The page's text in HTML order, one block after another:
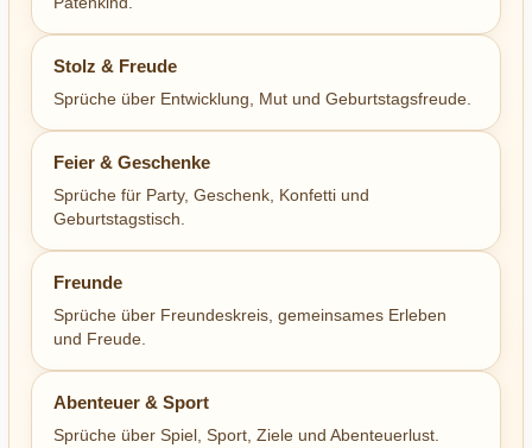
Stolz & Freude
Sprüche über Entwicklung, Mut und Geburtstagsfreude.
Feier & Geschenke
Sprüche für Party, Geschenk, Konfetti und
Geburtstagstisch.
Freunde
Sprüche über Freundeskreis, gemeinsames Erleben
und Freude.
Abenteuer & Sport
Sprüche über Spiel, Sport, Ziele und Abenteuerlust.